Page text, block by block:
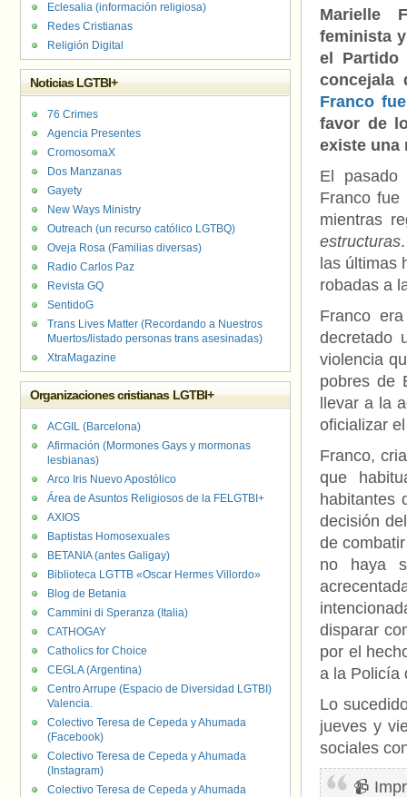
Marielle
feminista
el Partido
concejala
Franco
favor de
existe una
El pasado
Franco
mientras
estructuras
las últimas
robadas a
Franco
decretado
violencia
pobres de
llevar a la
oficializar
Franco,
que
habitantes
decisión
de
no haya
disparar
por el
a la Policía
Lo
jueves y
sociales
📹
Eclesalia (información religiosa)
Redes Cristianas
Religión Digital
Noticias LGTBI+
76 Crimes
Agencia Presentes
CromosomaX
Dos Manzanas
Gayety
New Ways Ministry
Outreach (un recurso católico LGTBQ)
Oveja Rosa (Familias diversas)
Radio Carlos Paz
Revista GQ
SentidoG
Trans Lives Matter (Recordando a Nuestros
Muertos/listado personas trans asesinadas)
XtraMagazine
Organizaciones cristianas LGTBI+
ACGIL (Barcelona)
Afirmación (Mormones Gays y mormonas
lesbianas)
Arco Iris Nuevo Apostólico
Área de Asuntos Religiosos de la FELGTBI+
AXIOS
Baptistas Homosexuales
BETANIA (antes Galigay)
Biblioteca LGTTB «Oscar Hermes Villordo»
Blog de Betania
Cammini di Speranza (Italia)
CATHOGAY
Catholics for Choice
CEGLA (Argentina)
Centro Arrupe (Espacio de Diversidad LGTBI)
Valencia.
Colectivo Teresa de Cepeda y Ahumada
(Facebook)
Colectivo Teresa de Cepeda y Ahumada
(Instagram)
Colectivo Teresa de Cepeda y Ahumada